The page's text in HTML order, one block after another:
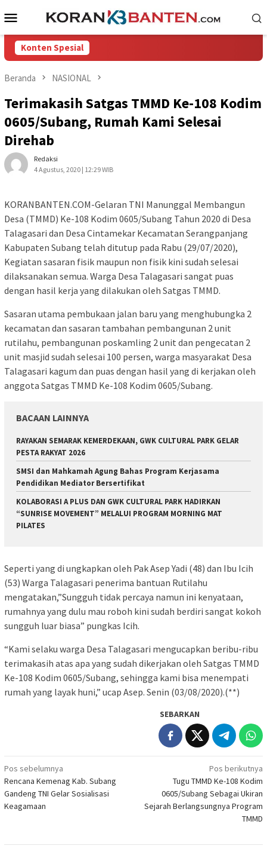
ke
Menu
Mobile
Konten Spesial
Beranda NASIONAL
Terimakasih Satgas TMMD Ke-108 Kodim
0605/Subang, Rumah Kami Selesai
Direhab
Redaksi
4 Agustus, 2020 | 12:29 WIB
KORANBANTEN.COM-Gelaran TNI Manunggal Membangun
Desa (TMMD) Ke-108 Kodim 0605/Subang Tahun 2020 di Desa
Talagasari dan Desa Cintamekar Kecamatan Serangpanjang
Kabupaten Subang telah ditutup pada Rabu (29/07/2020),
Kegiatan sasaran fisik maupun non fisik kini sudah selesai
dilaksanakan semua. Warga Desa Talagasari sangat puas
dengan hasil kerja yang dilakukan oleh Satgas TMMD.
Sasaran utama pembukaan jalan baru yang menghubungka 2
kecamatan dan sasaran tambahan pembangunan 2 unit
rutilahu, pembangunan poskamling 2 unit dan pengecatan 2
unit masjid sudah selesai 100 persen, warga masyarakat Desa
Talagasari kagum dan puas dengan hasil yang di kerjakan oleh
anggota Satgas TMMD Ke-108 Kodim 0605/Subang.
BACAAN LAINNYA
RAYAKAN SEMARAK KEMERDEKAAN, GWK CULTURAL PARK GELAR
PESTA RAKYAT 2026
SMSI dan Mahkamah Agung Bahas Program Kerjasama
Pendidikan Mediator Bersertifikat
KOLABORASI A PLUS DAN GWK CULTURAL PARK HADIRKAN
“SUNRISE MOVEMENT” MELALUI PROGRAM MORNING MAT
PILATES
Seperti yang di ungkapkan oleh Pak Asep Yadi (48) dan Ibu Icih
(53) Warga Talagasari penerima bantuan Rutilahu
mengatakan,”Sungguh tidak percaya namun ini kenyataan,
rumahnya yang dulu mau roboh kini sudah berdiri sangat kokoh
sungguh luar biasa” pungkas Icih.
“Kami selaku warga Desa Talagasari mengucapkan beribu-ribu
terimakasih atas apa yang sudah dikerjakan oleh Satgas TMMD
Ke-108 Kodim 0605/Subang, sehingga kami bisa menempati
rumah yang layak huni,” ucap Asep. Senin (03/08/2020).(**)
SEBARKAN
Navigasi
pos
Pos sebelumnya
Rencana Kemenag Kab. Subang
Gandeng TNI Gelar Sosialisasi
Keagamaan
Pos berikutnya
Tugu TMMD Ke-108 Kodim
0605/Subang Sebagai Ukiran
Sejarah Berlangsungnya Program
TMMD